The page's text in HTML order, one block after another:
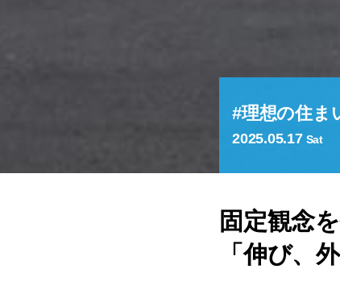
理想の住ま
2025.05.17 Sat
固定観念
「伸び、